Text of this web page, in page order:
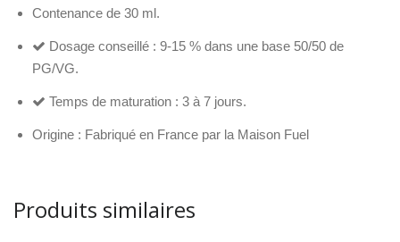
Contenance de 30 ml.
Dosage conseillé : 9-15 % dans une base 50/50 de
PG/VG.
Temps de maturation : 3 à 7 jours.
Origine : Fabriqué en France par la Maison Fuel
Produits similaires